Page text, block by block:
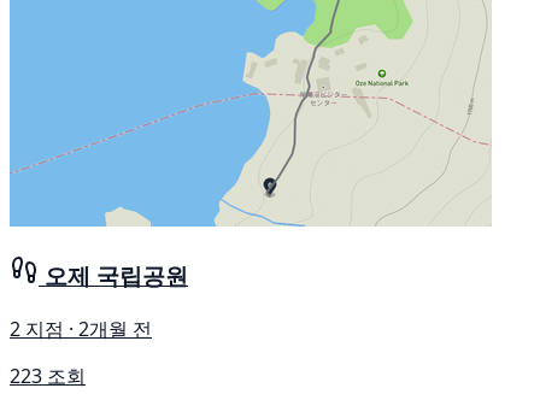
오제 국립공원
2 지점 · 2개월 전
223 조회